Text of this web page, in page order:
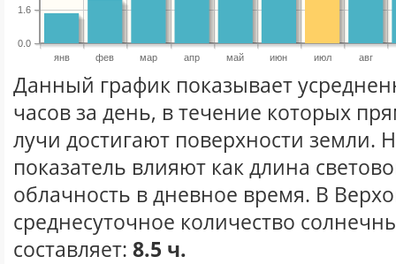
янв фев мар апр май июн июл авг
0.0
1.6
Данный график показывает
часов за день, в течение которых
лучи достигают поверхности земли.
показатель влияют как длина
облачность в дневное время. В
среднесуточное количество
составляет: 8.5 ч.